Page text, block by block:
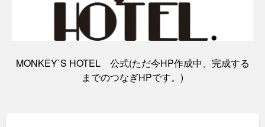
MONKEY`S HOTEL 公式(ただ今HP作成中、完成する
までのつなぎHPです。)